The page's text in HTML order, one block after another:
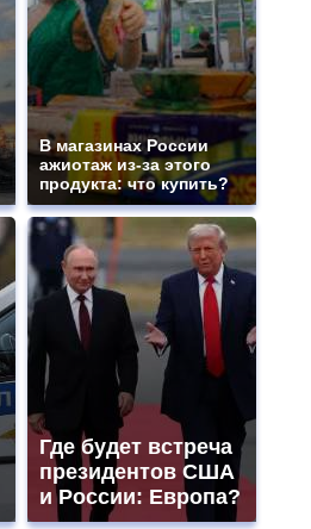
В магазинах России
ажиотаж из-за этого
продукта: что купить?
Где будет встреча
президентов США
и России: Европа?